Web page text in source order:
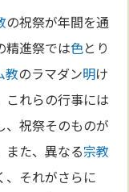
の祝祭が年間を通
精進祭では色とり
教のラマダン明け
これらの行事には
、祝祭そのものが
また、異なる宗教
、それがさらに